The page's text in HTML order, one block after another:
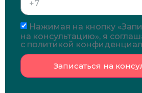
Нажимая на кнопку
на консультацию», я
с политикой
Записаться на